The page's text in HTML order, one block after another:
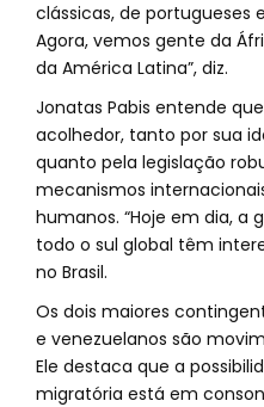
clássicas, de portugueses
Agora, vemos gente da
da América Latina”, diz.
Jonatas Pabis entende
acolhedor, tanto por sua
quanto pela legislação
mecanismos
humanos. “Hoje em dia, a
todo o sul global têm
no Brasil.
Os dois maiores
e venezuelanos são
Ele destaca que a
migratória está em